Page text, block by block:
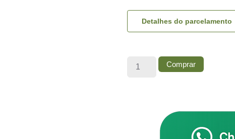
Detalhes do parcelamento
Comprar